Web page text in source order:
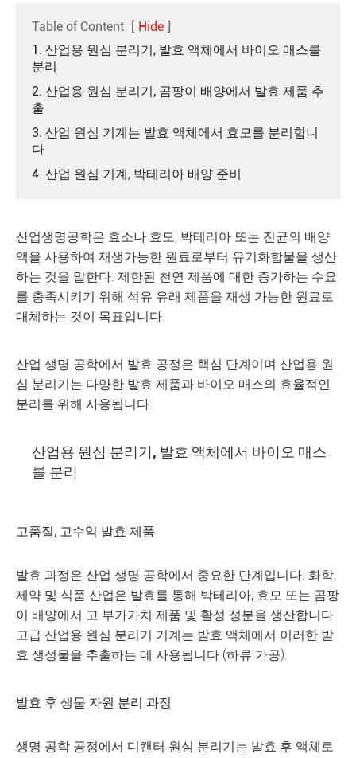
Table of Content [ Hide ]
1. 산업용 원심 분리기, 발효 액체에서 바이오 매스를
분리
2. 산업용 원심 분리기, 곰팡이 배양에서 발효 제품 추
출
3. 산업 원심 기계는 발효 액체에서 효모를 분리합니
다
4. 산업 원심 기계, 박테리아 배양 준비
산업생명공학은 효소나 효모, 박테리아 또는 진균의 배양
액을 사용하여 재생가능한 원료로부터 유기화합물을 생산
하는 것을 말한다. 제한된 천연 제품에 대한 증가하는 수요
를 충족시키기 위해 석유 유래 제품을 재생 가능한 원료로
대체하는 것이 목표입니다.
산업 생명 공학에서 발효 공정은 핵심 단계이며 산업용 원
심 분리기는 다양한 발효 제품과 바이오 매스의 효율적인
분리를 위해 사용됩니다.
산업용 원심 분리기, 발효 액체에서 바이오 매스
를 분리
고품질, 고수익 발효 제품
발효 과정은 산업 생명 공학에서 중요한 단계입니다. 화학,
제약 및 식품 산업은 발효를 통해 박테리아, 효모 또는 곰팡
이 배양에서 고 부가가치 제품 및 활성 성분을 생산합니다.
고급 산업용 원심 분리기 기계는 발효 액체에서 이러한 발
효 생성물을 추출하는 데 사용됩니다 (하류 가공).
발효 후 생물 자원 분리 과정
생명 공학 공정에서 디캔터 원심 분리기는 발효 후 액체로